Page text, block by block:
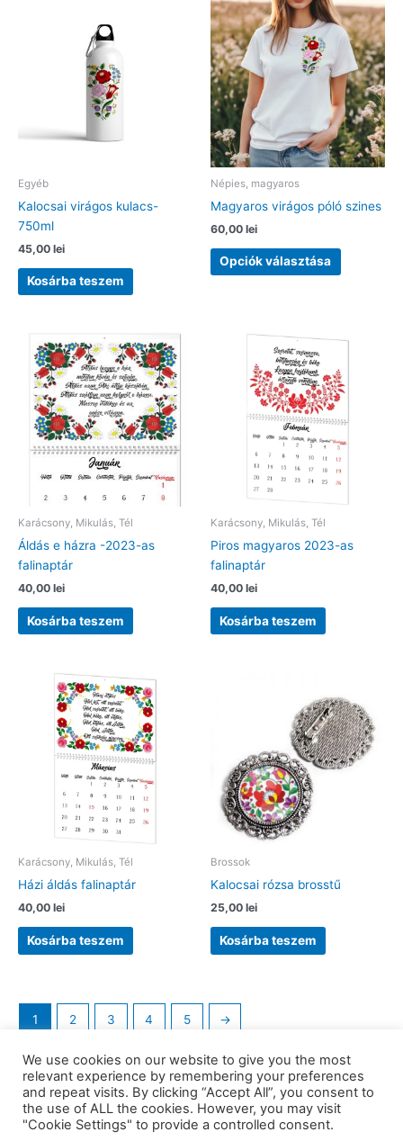
variációja
van.
változatok
a
ki
Egyéb
Kalocsai virágos kulacs-
750ml
45,00 lei
Kosárba teszem
Népies, magyaros
Magyaros virágos póló szines
60,00 lei
Opciók választása
Ennek
a
A
változatok
ki
Karácsony, Mikulás, Tél
Áldás e házra -2023-as
falinaptár
40,00 lei
Kosárba teszem
Karácsony, Mikulás, Tél
Piros magyaros 2023-as
falinaptár
40,00 lei
Kosárba teszem
Karácsony, Mikulás, Tél
Házi áldás falinaptár
40,00 lei
Kosárba teszem
Brossok
Kalocsai rózsa brosstű
25,00 lei
Kosárba teszem
1 2 3 4 5 →
Copyright © 2026 barkaerdely.ro | Powered byAstra WordPress
We use cookies on our website to give you the most
relevant experience by remembering your preferences
and repeat visits. By clicking “Accept All”, you consent to
the use of ALL the cookies. However, you may visit
"Cookie Settings" to provide a controlled consent.